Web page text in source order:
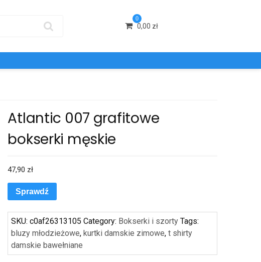
0
0,00 zł
Atlantic 007 grafitowe
bokserki męskie
47,90 zł
Sprawdź
SKU:c0af26313105 Category: Bokserki i szorty Tags:
bluzy młodzieżowe,kurtki damskie zimowe,t shirty
damskie bawełniane